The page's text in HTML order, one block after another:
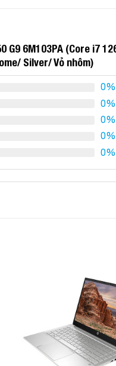
G9 6M103PA (Core i7
Silver/ Vỏ nhôm)
0%
0%
0%
0%
0%